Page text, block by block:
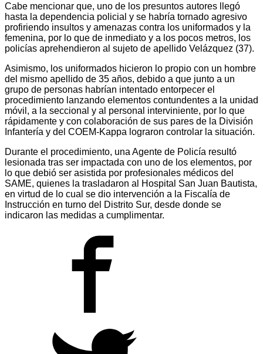
Cabe mencionar que, uno de los presuntos autores llegó
hasta la dependencia policial y se habría tornado agresivo
profiriendo insultos y amenazas contra los uniformados y la
femenina, por lo que de inmediato y a los pocos metros, los
policías aprehendieron al sujeto de apellido Velázquez (37).
Asimismo, los uniformados hicieron lo propio con un hombre
del mismo apellido de 35 años, debido a que junto a un
grupo de personas habrían intentado entorpecer el
procedimiento lanzando elementos contundentes a la unidad
móvil, a la seccional y al personal interviniente, por lo que
rápidamente y con colaboración de sus pares de la División
Infantería y del COEM-Kappa lograron controlar la situación.
Durante el procedimiento, una Agente de Policía resultó
lesionada tras ser impactada con uno de los elementos, por
lo que debió ser asistida por profesionales médicos del
SAME, quienes la trasladaron al Hospital San Juan Bautista,
en virtud de lo cual se dio intervención a la Fiscalía de
Instrucción en turno del Distrito Sur, desde donde se
indicaron las medidas a cumplimentar.